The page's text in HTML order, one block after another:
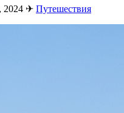
2024 ✈ Путешествия